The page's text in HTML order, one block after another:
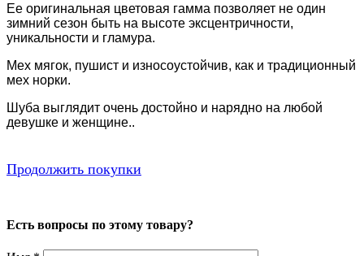
Ее оригинальная цветовая гамма позволяет не один
зимний сезон быть на высоте эксцентричности,
уникальности и гламура.
Мех мягок, пушист и износоустойчив, как и традиционный
мех норки.
Шуба выглядит очень достойно и нарядно на любой
девушке и женщине..
Продолжить покупки
Есть вопросы по этому товару?